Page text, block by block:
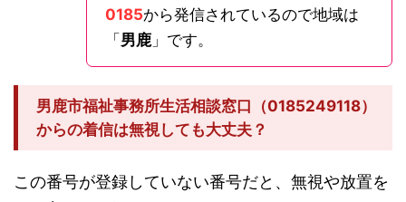
0185から発信されているので地域は
「 男鹿」です。
男鹿市福祉事務所生活相談窓口（0185249118）
からの着信は無視しても大丈夫？
この番号が登録していない番号だと、無視や放置を